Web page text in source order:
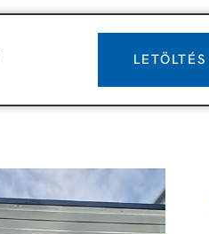
LETÖLTÉS